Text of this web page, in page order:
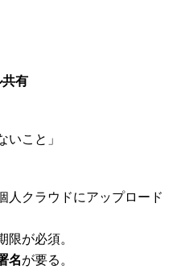
共有
いこと」
人クラウドにアップロード
限が必須。
名が要る。